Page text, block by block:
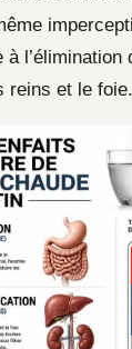
à l’élimination
reins et le foie.